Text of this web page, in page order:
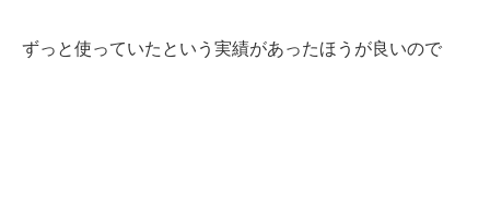
ずっと使っていたという実績があったほうが良いので